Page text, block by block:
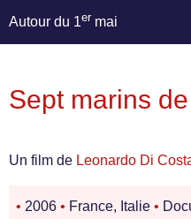
Autour du 1er mai
Sept marins
Un film de Leonardo Di
• 2006 • France, Italie •